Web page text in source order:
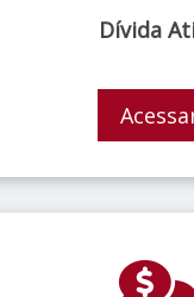
Dívida